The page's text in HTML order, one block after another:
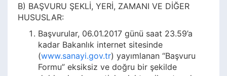
B) BAŞVURU ŞEKLİ, YERİ, ZAMANI VE DİĞER
HUSUSLAR:
Başvurular, 06.01.2017 günü saat 23.59’a
kadar Bakanlık internet sitesinde
(www.sanayi.gov.tr) yayımlanan “Başvuru
Formu” eksiksiz ve doğru bir şekilde